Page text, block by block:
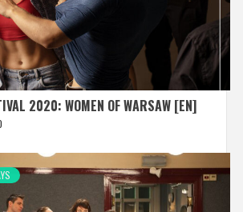
2020: WOMEN OF WARSAW [EN]